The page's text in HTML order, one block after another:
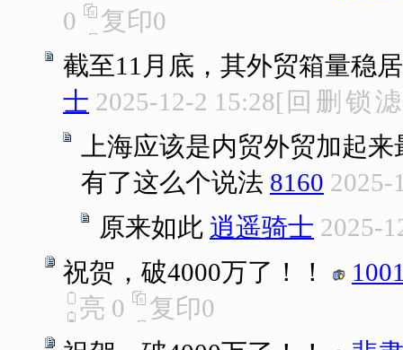
0
复印0
截至11月底，其外贸箱量稳
士 2025-12-2 15:28[ 回 删 锁 滤
上海应该是内贸外贸加起
有了这么个说法 8160 2025-
原来如此 逍遥骑士 2025-
祝贺，破4000万了！！
亮 0 复印0